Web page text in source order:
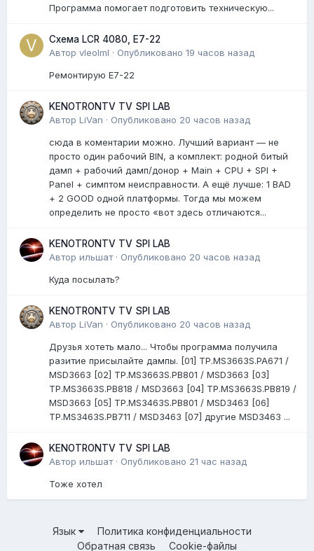
Программа помогает подготовить техническую...
Схема LCR 4080, E7-22
Автор vleolml · Опубликовано 19 часов назад
Ремонтирую E7-22
KENOTRONTV TV SPI LAB
Автор LiVan · Опубликовано 20 часов назад
сюда в коментарии можно. Лучший вариант — не
просто один рабочий BIN, а комплект: родной битый
дамп + рабочий дамп/донор + Main + CPU + SPI +
Panel + симптом неисправности. А ещё лучше: 1 BAD
+ 2 GOOD одной платформы. Тогда мы можем
определить не просто «вот здесь отличаются...
KENOTRONTV TV SPI LAB
Автор ильшат· Опубликовано 20 часов назад
Куда посылать?
KENOTRONTV TV SPI LAB
Автор LiVan · Опубликовано 20 часов назад
Друзья хотеть мало... Чтобы программа получила
разитие присылайте дампы. [01] TP.MS3663S.PA671 /
MSD3663 [02] TP.MS3663S.PB801 / MSD3663 [03]
TP.MS3663S.PB818 / MSD3663 [04] TP.MS3663S.PB819 /
MSD3663 [05] TP.MS3463S.PB801 / MSD3463 [06]
TP.MS3463S.PB711 / MSD3463 [07] другие MSD3463 ...
KENOTRONTV TV SPI LAB
Автор ильшат· Опубликовано 21 час назад
Тоже хотел
Язык
Политика конфиденциальности
Обратная связь
Cookie-файлы